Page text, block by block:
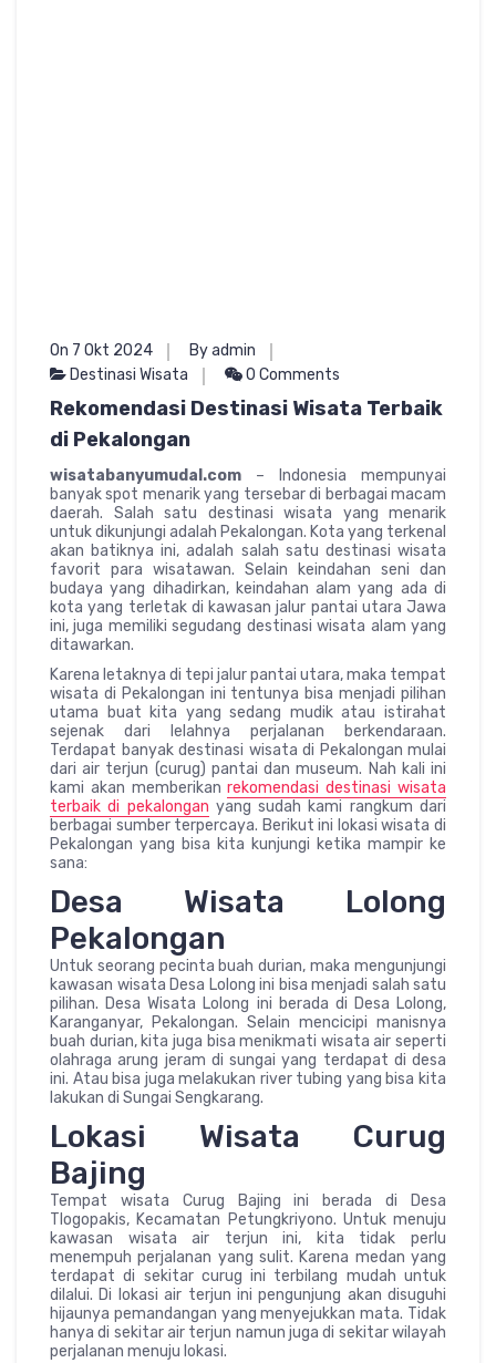
On 7 Okt 2024
By admin
Destinasi Wisata
0 Comments
Rekomendasi Destinasi Wisata Terbaik
di Pekalongan
wisatabanyumudal.com – Indonesia mempunyai
banyak spot menarik yang tersebar di berbagai macam
daerah. Salah satu destinasi wisata yang menarik
untuk dikunjungi adalah Pekalongan. Kota yang terkenal
akan batiknya ini, adalah salah satu destinasi wisata
favorit para wisatawan. Selain keindahan seni dan
budaya yang dihadirkan, keindahan alam yang ada di
kota yang terletak di kawasan jalur pantai utara Jawa
ini, juga memiliki segudang destinasi wisata alam yang
ditawarkan.
Karena letaknya di tepi jalur pantai utara, maka tempat
wisata di Pekalongan ini tentunya bisa menjadi pilihan
utama buat kita yang sedang mudik atau istirahat
sejenak dari lelahnya perjalanan berkendaraan.
Terdapat banyak destinasi wisata di Pekalongan mulai
dari air terjun (curug) pantai dan museum. Nah kali ini
kami akan memberikanrekomendasi destinasi wisata
terbaik di pekalongan yang sudah kami rangkum dari
berbagai sumber terpercaya. Berikut ini lokasi wisata di
Pekalongan yang bisa kita kunjungi ketika mampir ke
sana:
Desa Wisata Lolong
Pekalongan
Untuk seorang pecinta buah durian, maka mengunjungi
kawasan wisata Desa Lolong ini bisa menjadi salah satu
pilihan. Desa Wisata Lolong ini berada di Desa Lolong,
Karanganyar, Pekalongan. Selain mencicipi manisnya
buah durian, kita juga bisa menikmati wisata air seperti
olahraga arung jeram di sungai yang terdapat di desa
ini. Atau bisa juga melakukan river tubing yang bisa kita
lakukan di Sungai Sengkarang.
Lokasi Wisata Curug
Bajing
Tempat wisata Curug Bajing ini berada di Desa
Tlogopakis, Kecamatan Petungkriyono. Untuk menuju
kawasan wisata air terjun ini, kita tidak perlu
menempuh perjalanan yang sulit. Karena medan yang
terdapat di sekitar curug ini terbilang mudah untuk
dilalui. Di lokasi air terjun ini pengunjung akan disuguhi
hijaunya pemandangan yang menyejukkan mata. Tidak
hanya di sekitar air terjun namun juga di sekitar wilayah
perjalanan menuju lokasi.